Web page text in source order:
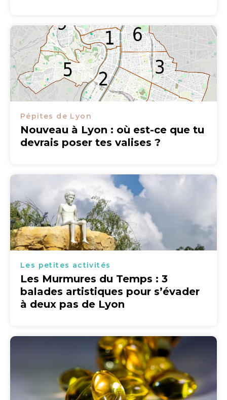
Pépites de Lyon
Nouveau à Lyon : où est-ce que tu
devrais poser tes valises ?
Les petites activités
Les Murmures du Temps : 3
balades artistiques pour s’évader
à deux pas de Lyon